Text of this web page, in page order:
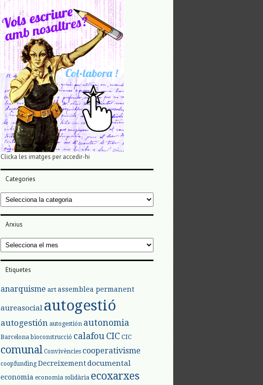
Clicka les imatges per accedir-hi
Categories
Categories
Arxius
Arxius
Etiquetes
anarquisme art assemblea permanent
aureasocial autogestió
autogestión autogestión autonomia
Barcelona bioconstrucció calafou CIC CIC
comunal Convivències cooperativisme
coopfunding Decreixementdocumental
economia economia solidària ecoxarxes